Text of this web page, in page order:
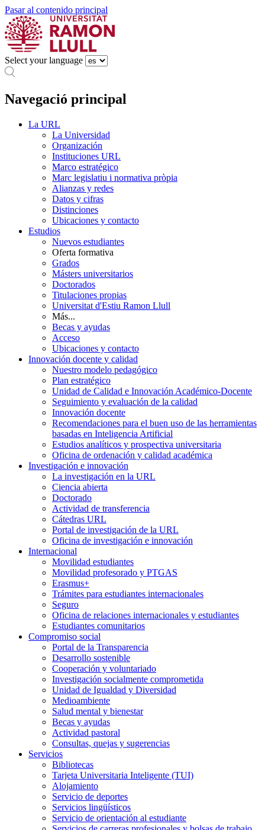
Pasar al contenido principal
Select your language
Navegació principal
La URL
La Universidad
Organización
Instituciones URL
Marco estratégico
Marc legislatiu i normativa pròpia
Alianzas y redes
Datos y cifras
Distinciones
Ubicaciones y contacto
Estudios
Nuevos estudiantes
Oferta formativa
Grados
Másters universitarios
Doctorados
Titulaciones propias
Universitat d'Estiu Ramon Llull
Más...
Becas y ayudas
Acceso
Ubicaciones y contacto
Innovación docente y calidad
Nuestro modelo pedagógico
Plan estratégico
Unidad de Calidad e Innovación Académico-Docente
Seguimiento y evaluación de la calidad
Innovación docente
Recomendaciones para el buen uso de las herramientas
basadas en Inteligencia Artificial
Estudios analíticos y prospectiva universitaria
Oficina de ordenación y calidad académica
Investigación e innovación
La investigación en la URL
Ciencia abierta
Doctorado
Actividad de transferencia
Cátedras URL
Portal de investigación de la URL
Oficina de investigación e innovación
Internacional
Movilidad estudiantes
Movilidad profesorado y PTGAS
Erasmus+
Trámites para estudiantes internacionales
Seguro
Oficina de relaciones internacionales y estudiantes
Estudiantes comunitarios
Compromiso social
Portal de la Transparencia
Desarrollo sostenible
Cooperación y voluntariado
Investigación socialmente comprometida
Unidad de Igualdad y Diversidad
Medioambiente
Salud mental y bienestar
Becas y ayudas
Actividad pastoral
Consultas, quejas y sugerencias
Servicios
Bibliotecas
Tarjeta Universitaria Inteligente (TUI)
Alojamiento
Servicio de deportes
Servicios lingüísticos
Servicio de orientación al estudiante